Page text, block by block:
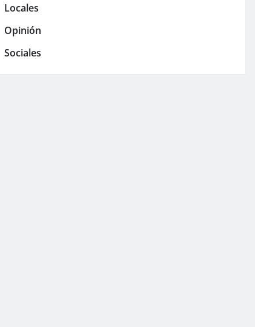
Locales
Opinión
Sociales